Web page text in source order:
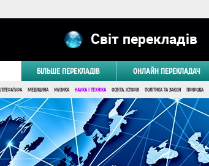
Світ перекладів
БІЛЬШЕ ПЕРЕКЛАДІВ ОНЛАЙН ПЕРЕКЛАДАЧ
ЛІТЕРАТУРА МЕДИЦИНА МУЗИКА НАУКА І ТЕХНІКА ОСВІТА, ІСТОРІЯ ПОЛІТИКА ТА ЗАКОН ПРИРОДА